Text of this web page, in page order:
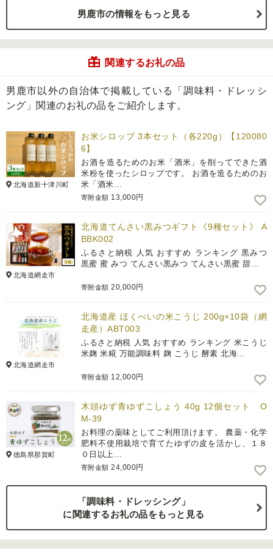
男鹿市の情報をもっと見る
関連するお礼の品
男鹿市以外の自治体で掲載している「調味料・ドレッシ
ング」関連のお礼の品をご紹介します。
北海道新十津川町
お米シロップ 3本セット（各220g）【120080
6】
お酒を造るためのお米「酒米」を削ってできた酒
米粉を使ったシロップです。 お酒を造るためのお
米「酒米…
寄附金額 13,000円
北海道網走市
北海道てんさい黒みつギフト《9種セット》 A
BBK002
ふるさと納税 人気 おすすめ ランキング 黒みつ
黒蜜 蜜 みつ てんさい黒みつ てんさい黒蜜 甜…
寄附金額 20,000円
北海道網走市
北海道産 ほくべいの米こうじ 200g×10袋（網
走産）ABT003
ふるさと納税 人気 おすすめ ランキング 米こうじ
米麹 米糀 万能調味料 麹 こうじ 酵素 北海…
寄附金額 12,000円
徳島県那賀町
木頭ゆず青ゆずこしょう 40g 12個セット O
M-39
お料理の薬味としてご利用頂けます。 農薬・化学
肥料不使用栽培で育てたゆずの皮を活かし、１８
０日以上…
寄附金額 24,000円
「調味料・ドレッシング」
に関連するお礼の品をもっと見る